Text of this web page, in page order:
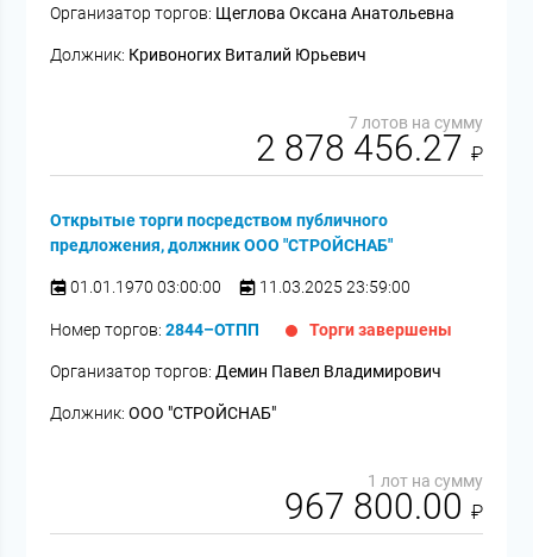
Организатор торгов: Щеглова Оксана Анатольевна
Должник: Кривоногих Виталий Юрьевич
7 лотов на сумму
2 878 456.27 ₽
Открытые торги посредством публичного
предложения, должник ООО "СТРОЙСНАБ"
01.01.1970 03:00:00 11.03.2025 23:59:00
Номер торгов:2844–ОТПП Торги завершены
Организатор торгов:Демин Павел Владимирович
Должник:ООО "СТРОЙСНАБ"
1 лот на сумму
967 800.00 ₽